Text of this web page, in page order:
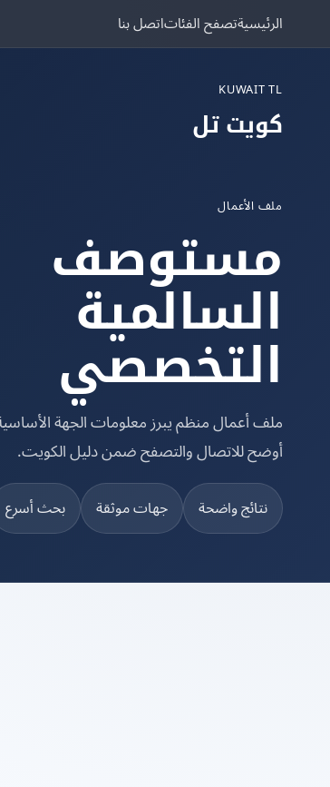
الرئيسيةتصفح الفئاتاتصل بنا
KUWAIT TL
كويت تل
ملف الأعمال
مستوصف
السالمية
التخصصي
ملف أعمال منظم يبرز معلومات الجهة
أوضح للاتصال والتصفح ضمن دليل الكويت.
نتائج واضحة جهات موثقة بحث أسرع